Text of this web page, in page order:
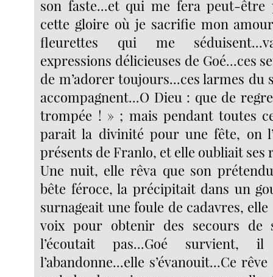
son faste...et qui me fera peut-être
cette gloire où je sacrifie mon
fleurettes qui me
expressions délicieuses de Goé...ces
de m’adorer toujours...ces larmes du
accompagnent...O Dieu : que de
trompée ! » ; mais pendant toutes
parait la divinité pour une fête, on
présents de Franlo, et elle oubliait ses
Une nuit, elle rêva que son
bête féroce, la précipitait dans un
surnageait une foule de cadavres,
voix pour obtenir des secours
l’écoutait pas...Goé
l’abandonne...elle s’évanouit...Ce